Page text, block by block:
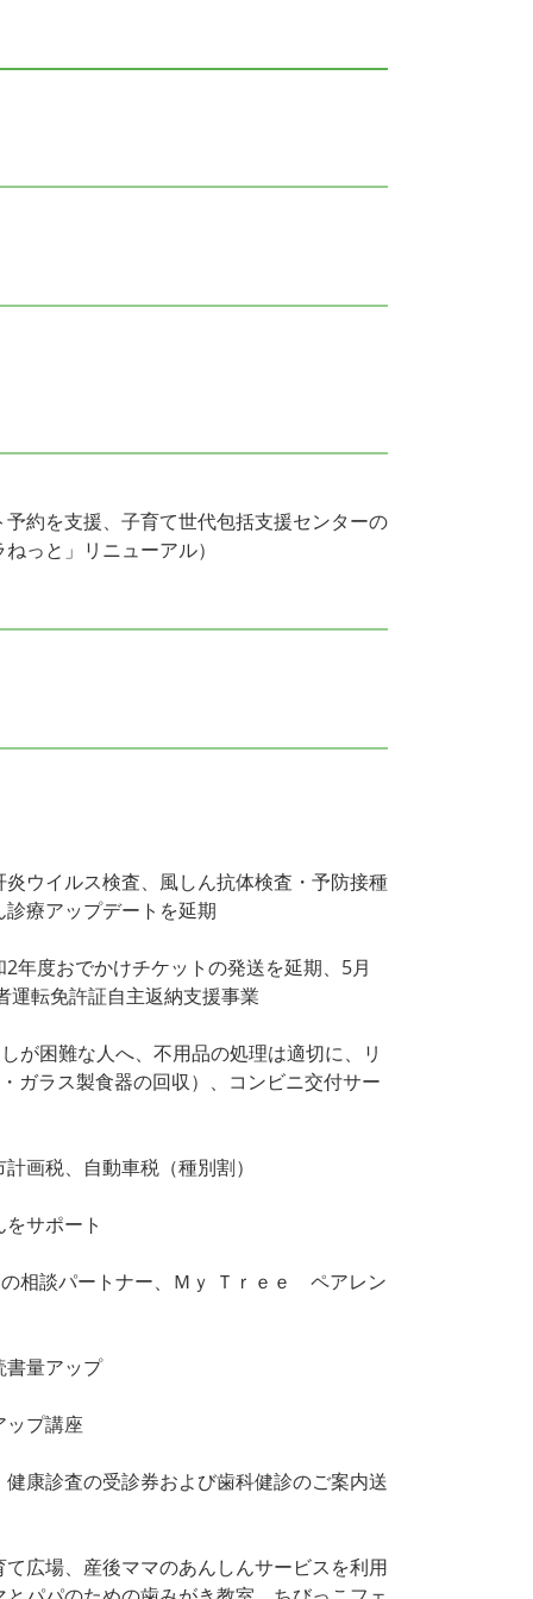
約を支援、子育て世代包括支援センターの
っと」リニューアル）
ウイルス検査、風しん抗体検査・予防接種
療アップデートを延期
年度おでかけチケットの発送を延期、5月
運転免許証自主返納支援事業
が困難な人へ、不用品の処理は適切に、リ
ガラス製食器の回収）、コンビニ交付サー
画税、自動車税（種別割）
サポート
相談パートナー、Ｍｙ Ｔｒｅｅ ペアレン
書量アップ
ップ講座
康診査の受診券および歯科健診のご案内送
広場、産後ママのあんしんサービスを利用